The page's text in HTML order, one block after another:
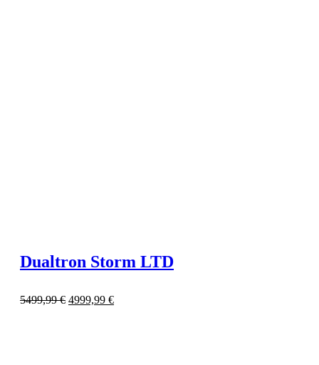
Dualtron Storm LTD
5499,99€ 4999,99 €